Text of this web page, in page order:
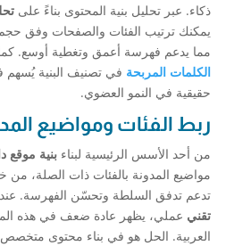
ذكاء. عبر تحليل بنية المحتوى بناءً على
يمكنك ترتيب الفئات والصفحات وفق
مما يدعم فهرسة أعمق وتغطية أوسع.
الكلمات المربحة في تصنيف البنية يُسهم
حقيقية في النمو العضوي.
ربط الفئات ومواضيع
من أحد الأسس الرئيسية لبناء بنية موقع
مواضيع المدونة بالفئات ذات الصلة، من
تدعم تدفق السلطة وتحسّن الفهرسة. عند
تقني عملي، يظهر عادة ضعف في هذه
العربية. الحل هو في بناء محتوى متخصص